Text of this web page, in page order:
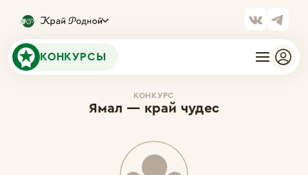
КОНКУРСЫ
КОНКУРС
Ямал — край чудес